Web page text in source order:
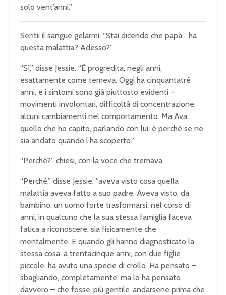
solo vent’anni.”
Sentii il sangue gelarmi. “Stai dicendo che papà… ha
questa malattia? Adesso?”
“Sì,” disse Jessie. “È progredita, negli anni,
esattamente come temeva. Oggi ha cinquantatré
anni, e i sintomi sono già piuttosto evidenti –
movimenti involontari, difficoltà di concentrazione,
alcuni cambiamenti nel comportamento. Ma Ava,
quello che ho capito, parlando con lui, è perché se ne
sia andato quando l’ha scoperto.”
“Perché?” chiesi, con la voce che tremava.
“Perché,” disse Jessie, “aveva visto cosa quella
malattia aveva fatto a suo padre. Aveva visto, da
bambino, un uomo forte trasformarsi, nel corso di
anni, in qualcuno che la sua stessa famiglia faceva
fatica a riconoscere, sia fisicamente che
mentalmente. E quando gli hanno diagnosticato la
stessa cosa, a trentacinque anni, con due figlie
piccole, ha avuto una specie di crollo. Ha pensato –
sbagliando, completamente, ma lo ha pensato
davvero – che fosse ‘più gentile’ andarsene prima che